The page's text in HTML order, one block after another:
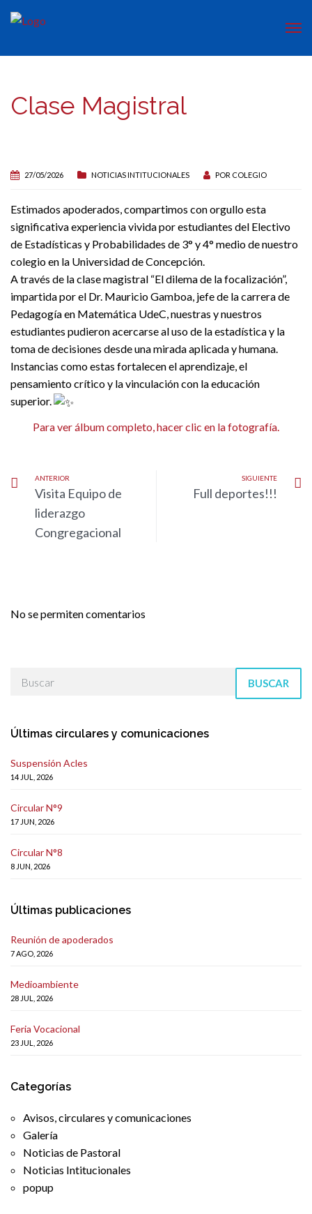
Clase Magistral
27/05/2026 NOTICIAS INTITUCIONALES POR COLEGIO
Estimados apoderados, compartimos con orgullo esta
significativa experiencia vivida por estudiantes del Electivo
de Estadísticas y Probabilidades de 3° y 4° medio de nuestro
colegio en la Universidad de Concepción.
A través de la clase magistral “El dilema de la focalización”,
impartida por el Dr. Mauricio Gamboa, jefe de la carrera de
Pedagogía en Matemática UdeC, nuestras y nuestros
estudiantes pudieron acercarse al uso de la estadística y la
toma de decisiones desde una mirada aplicada y humana.
Instancias como estas fortalecen el aprendizaje, el
pensamiento crítico y la vinculación con la educación
superior.
Para ver álbum completo, hacer clic en la fotografía.
ANTERIOR
Visita Equipo de
liderazgo
Congregacional
SIGUIENTE
Full deportes!!!
No se permiten comentarios
BUSCAR
Últimas circulares y comunicaciones
Suspensión Acles
14 JUL, 2026
Circular N°9
17 JUN, 2026
Circular N°8
8 JUN, 2026
Últimas publicaciones
Reunión de apoderados
7 AGO, 2026
Medioambiente
28 JUL, 2026
Feria Vocacional
23 JUL, 2026
Categorías
Avisos, circulares y comunicaciones
Galería
Noticias de Pastoral
Noticias Intitucionales
popup